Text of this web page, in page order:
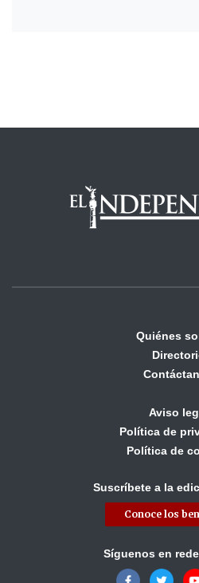
Quiénes
Aviso
Política de
Política de
Suscríbete a la
Conoce los
Síguenos en